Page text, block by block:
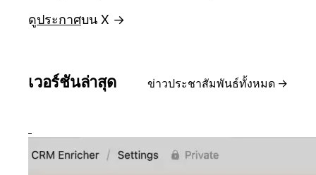
ดูประกาศบน X →
เวอร์ชันล่าสุด ข่าวประชาสัมพันธ์ทั้งหมด →